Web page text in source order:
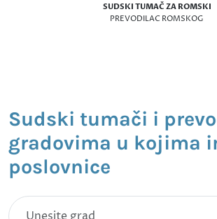
SUDSKI TUMAČ ZA ROMSKI
PREVODILAC ROMSKOG
Sudski tumači i
gradovima u kojima
poslovnice